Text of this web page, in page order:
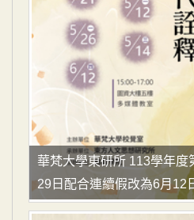
華梵大學東研所 113學年度
29日配合連續假改為6月12